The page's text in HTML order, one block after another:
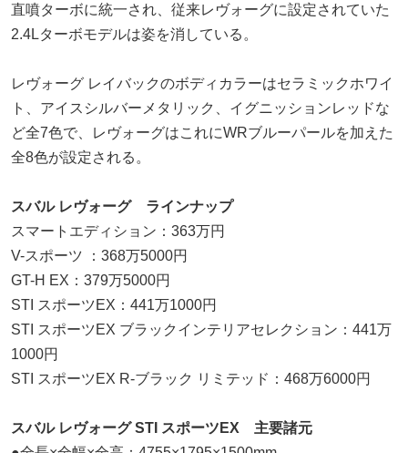
直噴ターボに統一され、従来レヴォーグに設定されていた
2.4Lターボモデルは姿を消している。
レヴォーグ レイバックのボディカラーはセラミックホワイ
ト、アイスシルバーメタリック、イグニッションレッドな
ど全7色で、レヴォーグはこれにWRブルーパールを加えた
全8色が設定される。
スバル レヴォーグ ラインナップ
スマートエディション：363万円
V-スポーツ ：368万5000円
GT-H EX：379万5000円
STI スポーツEX：441万1000円
STI スポーツEX ブラックインテリアセレクション：441万
1000円
STI スポーツEX R-ブラック リミテッド：468万6000円
スバル レヴォーグ STI スポーツEX 主要諸元